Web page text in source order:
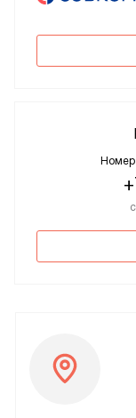
Номер